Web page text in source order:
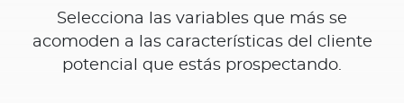
Selecciona las variables que más se
acomoden a las características del cliente
potencial que estás prospectando.